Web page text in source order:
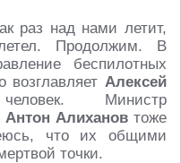
раз над нами летит,
Продолжим. В
беспилотных
возглавляет Алексей
Министр
Антон Алиханов тоже
что их общими
точки.